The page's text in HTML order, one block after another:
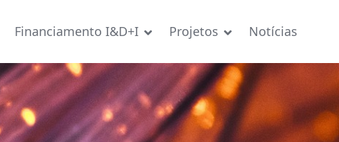
Financiamento I&D+I Projetos Notícias